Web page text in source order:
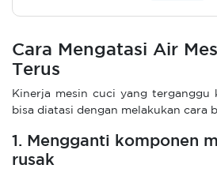
Cara Mengatasi Air
Terus
Kinerja mesin cuci yang terganggu
bisa diatasi dengan melakukan cara
1. Mengganti komponen
rusak